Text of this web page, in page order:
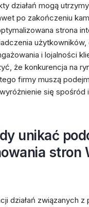
działań mogą
po zakończeniu
strona
i lojalności
że konkurencja na
firmy muszą
się spośród
unikać
stron
działań związanych